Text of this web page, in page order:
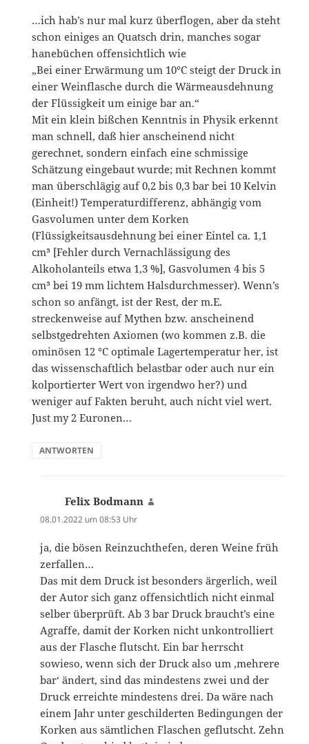
…ich hab’s nur mal kurz überflogen, aber da steht
schon einiges an Quatsch drin, manches sogar
hanebüchen offensichtlich wie
„Bei einer Erwärmung um 10°C steigt der Druck in
einer Weinflasche durch die Wärmeausdehnung
der Flüssigkeit um einige bar an.“
Mit ein klein bißchen Kenntnis in Physik erkennt
man schnell, daß hier anscheinend nicht
gerechnet, sondern einfach eine schmissige
Schätzung eingebaut wurde; mit Rechnen kommt
man überschlägig auf 0,2 bis 0,3 bar bei 10 Kelvin
(Einheit!) Temperaturdifferenz, abhängig vom
Gasvolumen unter dem Korken
(Flüssigkeitsausdehnung bei einer Eintel ca. 1,1
cm³ [Fehler durch Vernachlässigung des
Alkoholanteils etwa 1,3 %], Gasvolumen 4 bis 5
cm³ bei 19 mm lichtem Halsdurchmesser). Wenn’s
schon so anfängt, ist der Rest, der m.E.
streckenweise auf Mythen bzw. anscheinend
selbstgedrehten Axiomen (wo kommen z.B. die
ominösen 12 °C optimale Lagertemperatur her, ist
das wissenschaftlich belastbar oder auch nur ein
kolportierter Wert von irgendwo her?) und
weniger auf Fakten beruht, auch nicht viel wert.
Just my 2 Euronen…
ANTWORTEN
Felix Bodmann
08.01.2022 um 08:53 Uhr
ja, die bösen Reinzuchthefen, deren Weine früh
zerfallen…
Das mit dem Druck ist besonders ärgerlich, weil
der Autor sich ganz offensichtlich nicht einmal
selber überprüft. Ab 3 bar Druck braucht’s eine
Agraffe, damit der Korken nicht unkontrolliert
aus der Flasche flutscht. Ein bar herrscht
sowieso, wenn sich der Druck also um ‚mehrere
bar‘ ändert, sind das mindestens zwei und der
Druck erreichte mindestens drei. Da wäre nach
einem Jahr unter geschilderten Bedingungen der
Korken aus sämtlichen Flaschen geflutscht. Zehn